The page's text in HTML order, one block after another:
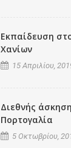
Εκπαίδευση
Χανίων
15 Απριλίου,
Διεθνής
Πορτογαλία
5 Οκτωβρίου,